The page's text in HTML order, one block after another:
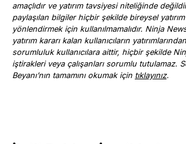
amaçlıdır ve yatırım tavsiyesi niteliğinde
paylaşılan bilgiler hiçbir şekilde bireysel yatırım
yönlendirmek için kullanılmamalıdır. Ninja
yatırım kararı kalan kullanıcıların
sorumluluk kullanıcılara aittir, hiçbir şekilde
iştirakleri veya çalışanları sorumlu tutulamaz.
Beyanı’nın tamamını okumak için tıklayınız.